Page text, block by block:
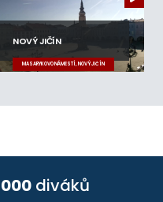
NOVÝ JIČÍN
MASARYKOVO NÁMĚSTÍ, NOVÝ JIČÍN
diváků